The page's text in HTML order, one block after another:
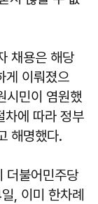
채용은 해당
게 이뤄졌으
시민이 염원했
차에 따라 정부
해명했다.
더불어민주당
, 이미 한차례